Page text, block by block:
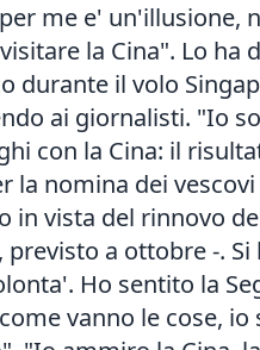
me e' un'illusione,
la Cina". Lo ha
durante il volo
ai giornalisti. "Io
con la Cina: il
la nomina dei vescovi
in vista del rinnovo
previsto a ottobre -. Si
Ho sentito la
vanno le cose, io